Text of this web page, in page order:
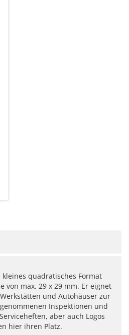
kleines quadratisches Format
von max. 29 x 29 mm. Er eignet
und Autohäuser zur
Inspektionen und
aber auch Logos
hier ihren Platz.